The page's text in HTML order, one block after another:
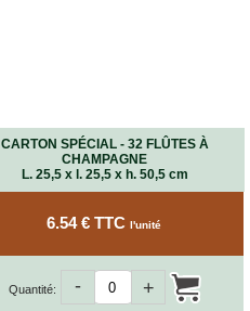
CARTON SPÉCIAL - 32 FLÛTES À
CHAMPAGNE
L. 25,5 x l. 25,5 x h. 50,5 cm
6.54 € TTC l'unité
Quantité: +
-